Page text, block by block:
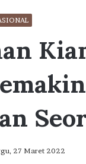
27 Maret 2022